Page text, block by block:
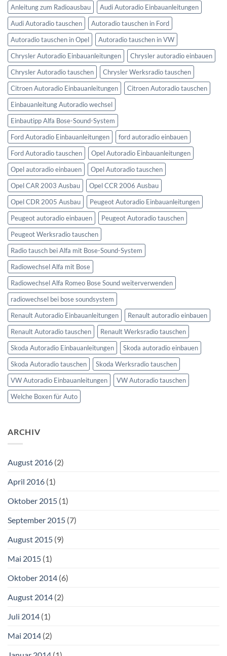
Anleitung zum Radioausbau
Audi Autoradio Einbauanleitungen
Audi Autoradio tauschen
Autoradio tauschen in Ford
Autoradio tauschen in Opel
Autoradio tauschen in VW
Chrysler Autoradio Einbauanleitungen
Chrysler autoradio einbauen
Chrysler Autoradio tauschen
Chrysler Werksradio tauschen
Citroen Autoradio Einbauanleitungen
Citroen Autoradio tauschen
Einbauanleitung Autoradio wechsel
Einbautipp Alfa Bose-Sound-System
Ford Autoradio Einbauanleitungen
ford autoradio einbauen
Ford Autoradio tauschen
Opel Autoradio Einbauanleitungen
Opel autoradio einbauen
Opel Autoradio tauschen
Opel CAR 2003 Ausbau
Opel CCR 2006 Ausbau
Opel CDR 2005 Ausbau
Peugeot Autoradio Einbauanleitungen
Peugeot autoradio einbauen
Peugeot Autoradio tauschen
Peugeot Werksradio tauschen
Radio tausch bei Alfa mit Bose-Sound-System
Radiowechsel Alfa mit Bose
Radiowechsel Alfa Romeo Bose Sound weiterverwenden
radiowechsel bei bose soundsystem‎
Renault Autoradio Einbauanleitungen
Renault autoradio einbauen
Renault Autoradio tauschen
Renault Werksradio tauschen
Skoda Autoradio Einbauanleitungen
Skoda autoradio einbauen
Skoda Autoradio tauschen
Skoda Werksradio tauschen
VW Autoradio Einbauanleitungen
VW Autoradio tauschen
Welche Boxen für Auto
ARCHIV
August 2016 (2)
April 2016 (1)
Oktober 2015 (1)
September 2015 (7)
August 2015 (9)
Mai 2015 (1)
Oktober 2014 (6)
August 2014 (2)
Juli 2014 (1)
Mai 2014 (2)